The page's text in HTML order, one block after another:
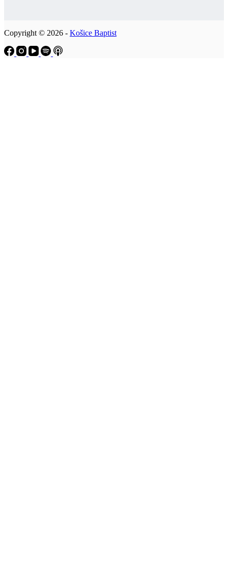
Copyright © 2026 - Košice Baptist